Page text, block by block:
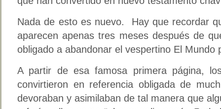
Nada de esto es nuevo. Hay que recordar
aparecen apenas tres meses después de
obligado a abandonar el vespertino El Mundo
A partir de esa famosa primera página,
convirtieron en referencia obligada de
devoraban y asimilaban de tal manera que